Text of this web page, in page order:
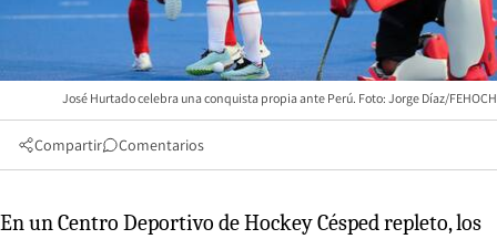
José Hurtado celebra una conquista propia ante Perú. Foto: Jorge Díaz/FEHOCH
Compartir Comentarios
En un Centro Deportivo de Hockey Césped repleto, los